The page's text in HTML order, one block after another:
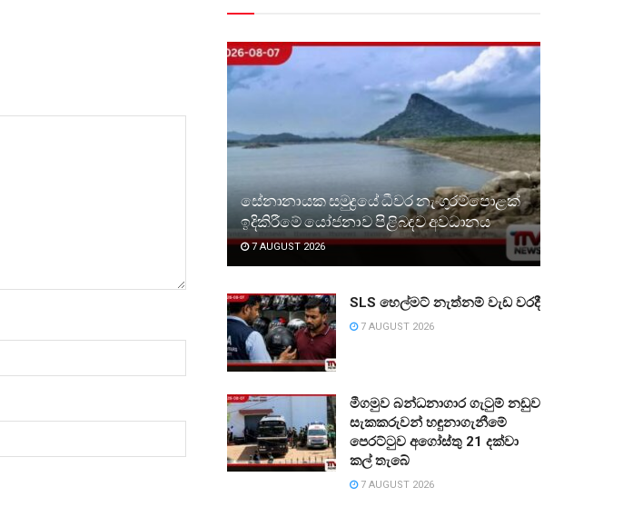
සේනානායක සමුද්‍රයේ ධීවර නැංගුරම්පොළක්
ඉදිකිරීමේ යෝජනාව පිළිබඳව අවධානය
7 AUGUST 2026
SLS හෙල්මට් නැත්නම් වැඩ වරදී
7 AUGUST 2026
මීගමුව බන්ධනාගාර ගැටුම් නඩුව
සැකකරුවන් හඳුනාගැනීමේ
පෙරට්ටුව අගෝස්තු 21 දක්වා
කල් තැබේ
7 AUGUST 2026